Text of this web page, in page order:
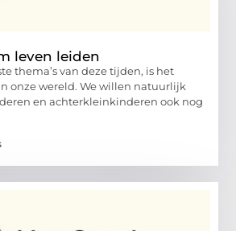
leven leiden
thema’s van deze tijden, is het
onze wereld. We willen natuurlijk
en achterkleinkinderen ook nog